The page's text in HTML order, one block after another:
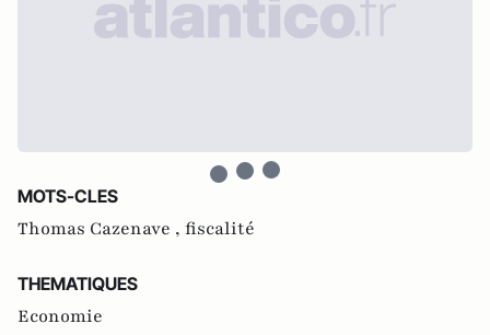
MOTS-CLES
Thomas Cazenave , fiscalité
THEMATIQUES
Economie